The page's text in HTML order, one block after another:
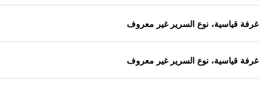
غرفة قياسية، نوع السرير غير معروف
غرفة قياسية، نوع السرير غير معروف